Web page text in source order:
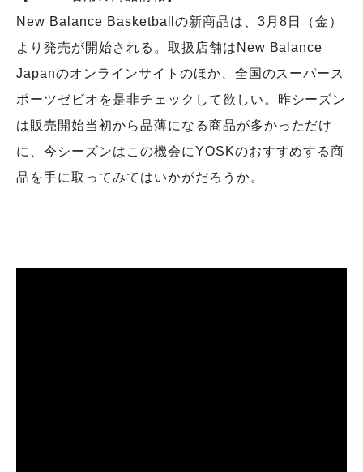
New Balance Basketballの新商品は、3月8日（金）
より発売が開始される。取扱店舗はNew Balance
Japanのオンラインサイトのほか、全国のスーパース
ポーツゼビオを是非チェックして欲しい。昨シーズン
は販売開始当初から品薄になる商品が多かっただけ
に、今シーズンはこの機会にYOSKのおすすめする商
品を手に取ってみてはいかがだろうか。